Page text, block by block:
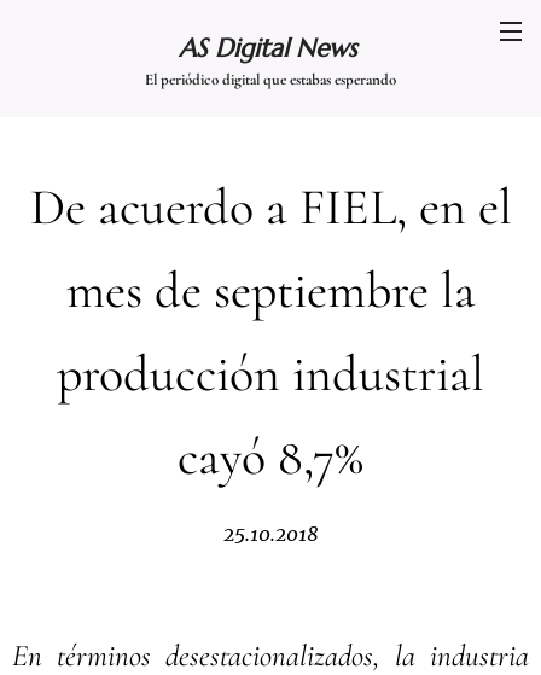
AS Digital News
El periódico digital que estabas esperando
De acuerdo a FIEL, en el
mes de septiembre la
producción industrial
cayó 8,7%
25.10.2018
En términos desestacionalizados, la industria